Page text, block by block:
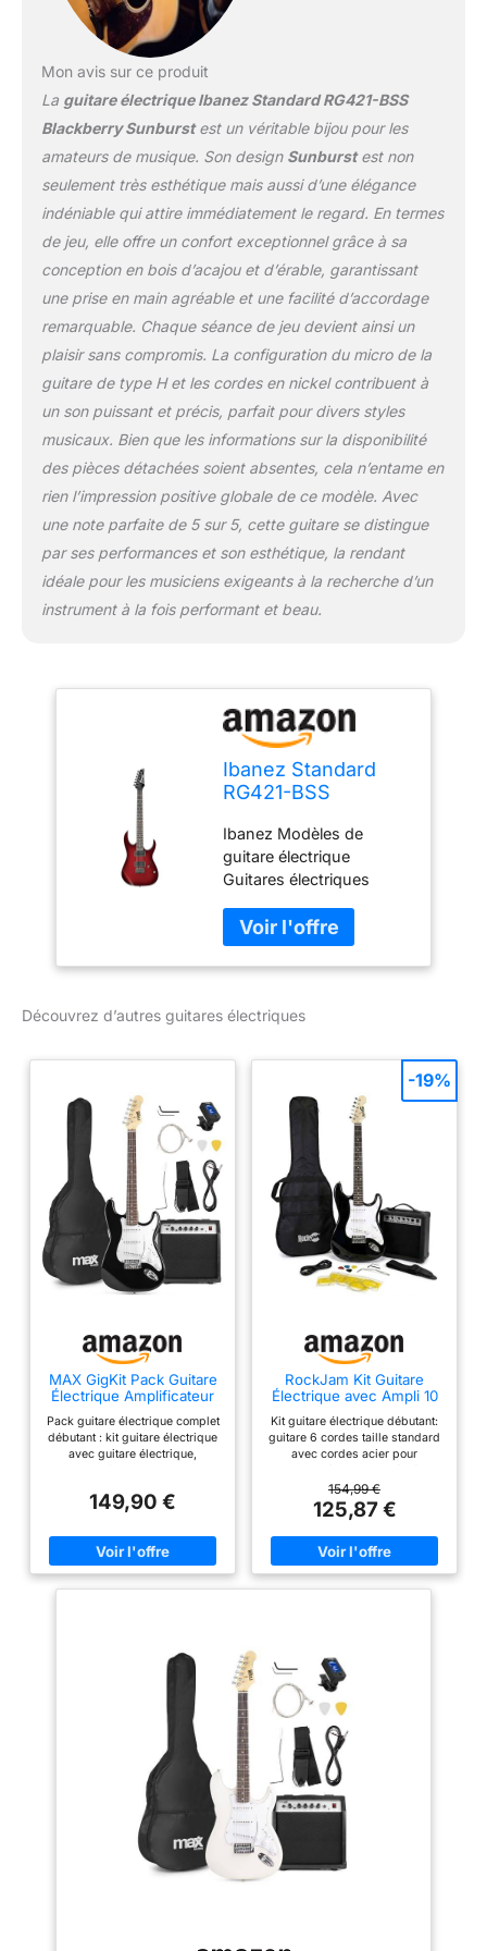
Mon avis sur ce produit
La guitare électrique Ibanez Standard RG421-BSS
Blackberry Sunburstest un véritable bijou pour les
amateurs de musique. Son design Sunburstest non
seulement très esthétique mais aussi d’une élégance
indéniable qui attire immédiatement le regard. En termes
de jeu, elle offre un confort exceptionnel grâce à sa
conception en bois d’acajou et d’érable, garantissant
une prise en main agréable et une facilité d’accordage
remarquable. Chaque séance de jeu devient ainsi un
plaisir sans compromis. La configuration du micro de la
guitare de type H et les cordes en nickel contribuent à
un son puissant et précis, parfait pour divers styles
musicaux. Bien que les informations sur la disponibilité
des pièces détachées soient absentes, cela n’entame en
rien l’impression positive globale de ce modèle. Avec
une note parfaite de 5 sur 5, cette guitare se distingue
par ses performances et son esthétique, la rendant
idéale pour les musiciens exigeants à la recherche d’un
instrument à la fois performant et beau.
Ibanez Standard
RG421-BSS
Sunburst - Guitare
Électrique
Ibanez Modèles de
guitare électrique
Guitares électriques
se distingue par une
qualité, une finition et
des caractéristiques
promesse : nous
100 % satisfait. C'est
un service client
personnalisé, une
garantie satisfait ou
remboursé de 30 jours et
une garantie Music Store
de 3 ans.
Découvrez d’autres guitares électriques
MAX GigKit Pack Guitare
Électrique Amplificateur
Pack guitare électrique complet
débutant : kit guitare électrique
avec guitare électrique,
jouer dès réception. idéal pour
Guitare électrique adulte et
enfant polyvalente : guitare
électrique taille standard
Apprentissage facile guitare
débutant : progressez
applications comme yousician.
ce pack guitare électrique
permet un apprentissage
simple, ludique et motivant Kit
guitare électrique avec
accessoires complets :
accordeur numérique,
médiators, bras vibrato et
housse inclus pour accorder,
jouer et transporter votre guitare
facilement Idée cadeau guitare
électrique débutant : pack
149,90 €
RockJam Kit Guitare
Électrique avec Ampli 10
Kit guitare électrique débutant:
guitare 6 cordes taille standard
avec cordes acier pour
ou en répétition. Amplificateur
10 W inclus: ampli de pratique
avec câble et sortie casque
pour jouer fort ou en privé. Pack
de démarrage complet: housse,
sangle, cordes de rechange et
débutants. Finition Noir:
ensemble pratique pour
premiers riffs, accords, cours et
exercices de rock.
154,99 €
125,87 €
-19%